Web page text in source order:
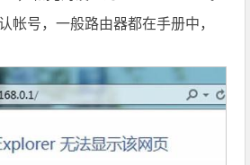
帐号，一般路由器都在手册中，